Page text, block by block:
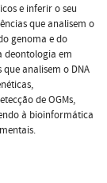
e inferir o seu
que analisem o
genoma e do
deontologia em
analisem o DNA
de OGMs,
à bioinformática